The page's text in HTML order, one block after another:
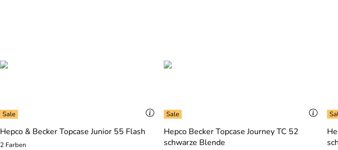
Hepco & Becker Topcase Junior 55 Flash
2 Farben
Hepco Becker Topcase Journey TC 52
schwarze Blende